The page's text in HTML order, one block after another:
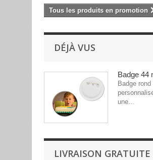
Tous les produits en promotion
DÉJÀ VUS
Badge 44
Badge rond
une...
LIVRAISON GRATUITE